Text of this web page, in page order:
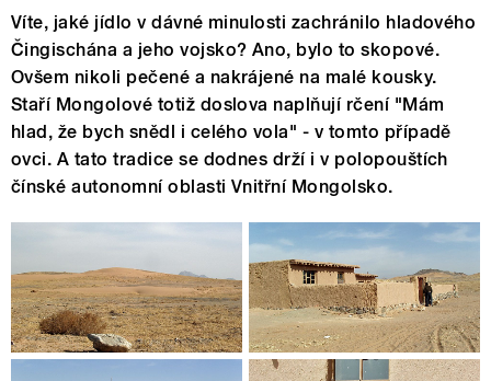
Víte, jaké jídlo v dávné minulosti zachránilo hladového
Čingischána a jeho vojsko? Ano, bylo to skopové.
Ovšem nikoli pečené a nakrájené na malé kousky.
Staří Mongolové totiž doslova naplňují rčení "Mám
hlad, že bych snědl i celého vola" - v tomto případě
ovci. A tato tradice se dodnes drží i v polopouštích
čínské autonomní oblasti Vnitřní Mongolsko.